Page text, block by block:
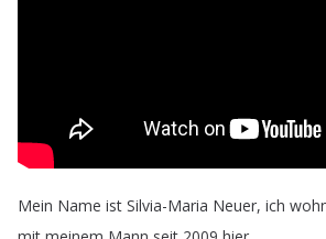
Mein Name ist Silvia-Maria Neuer, ich